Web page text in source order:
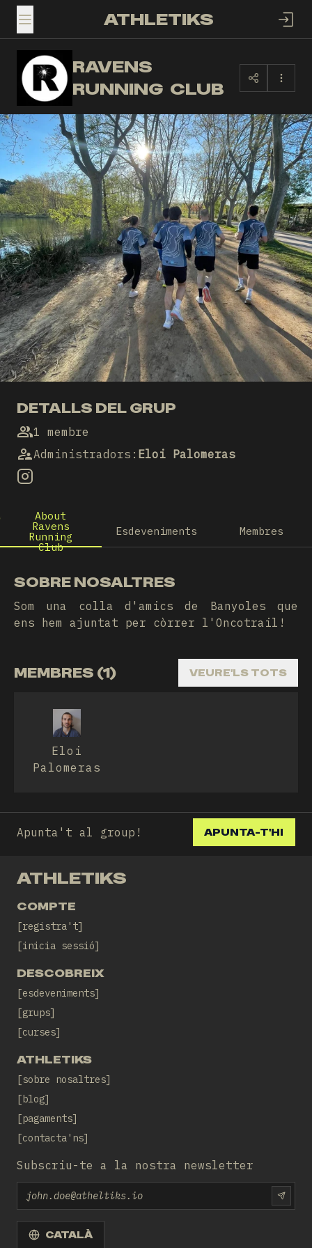
TOGGLE MENUATHLETIKS
RR
RAVENS
RUNNING CLUB
DETALLS DEL GRUP
1 membre
Administradors : Eloi Palomeras
About
Ravens
Running
Club
Esdeveniments Membres
SOBRE NOSALTRES
Som una colla d'amics de Banyoles que
ens hem ajuntat per còrrer l'Oncotrail!
MEMBRES (1) VEURE'LS TOTS
Eloi
Palomeras
Apunta't al group! APUNTA-T'HI
ATHLETIKS
COMPTE
registra't
inicia sessió
DESCOBREIX
esdeveniments
grups
curses
ATHLETIKS
sobre nosaltres
blog
pagaments
contacta'ns
Subscriu-te a la nostra newsletter
Email
CATALÀ